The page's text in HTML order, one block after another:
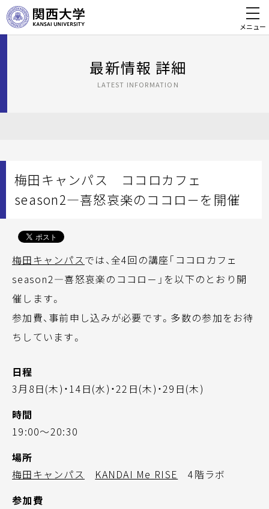
メニュー
最新情報 詳細
LATEST INFORMATION
梅田キャンパス ココロカフェ
season2―喜怒哀楽のココロ－を開催
梅田キャンパスでは、全4回の講座「ココロカフェ
season2―喜怒哀楽のココロ－」を以下のとおり開
催します。
参加費、事前申し込みが必要です。多数の参加をお待
ちしています。
日程
3月8日(木)・14日(水)・22日(木)・29日(木)
時間
19:00～20:30
場所
梅田キャンパス
KANDAI Me RISE 4階ラボ
参加費